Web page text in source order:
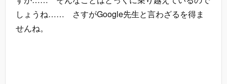
しょうね…… さすがGoogle先生と言わざるを得ま
せんね。